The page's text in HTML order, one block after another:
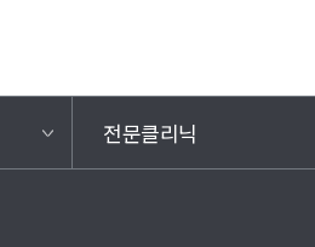
전문클리닉